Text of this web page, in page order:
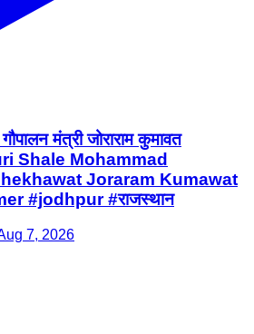
मंत्री जोराराम कुमावत
Shale Mohammad
Joraram Kumawat
#jodhpur #राजस्थान
7, 2026